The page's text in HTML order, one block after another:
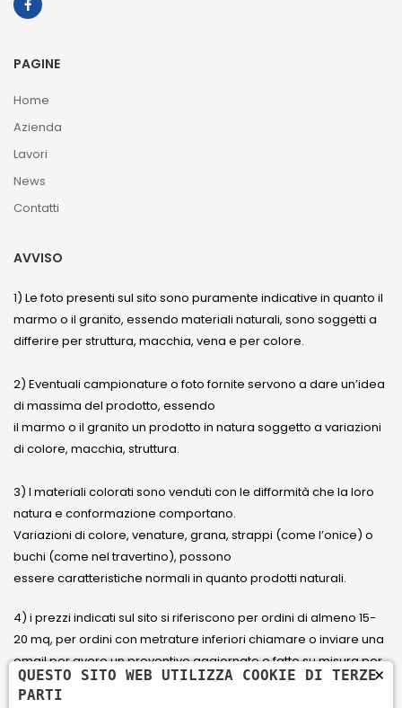
PAGINE
Home
Azienda
Lavori
News
Contatti
AVVISO
1) Le foto presenti sul sito sono puramente indicative in quanto il
marmo o il granito, essendo materiali naturali, sono soggetti a
differire per struttura, macchia, vena e per colore.
2) Eventuali campionature o foto fornite servono a dare un’idea
di massima del prodotto, essendo
il marmo o il granito un prodotto in natura soggetto a variazioni
di colore, macchia, struttura.
3) I materiali colorati sono venduti con le difformità che la loro
natura e conformazione comportano.
Variazioni di colore, venature, grana, strappi (come l’onice) o
buchi (come nel travertino), possono
essere caratteristiche normali in quanto prodotti naturali.
4) i prezzi indicati sul sito si riferiscono per ordini di almeno 15-
20 mq, per ordini con metrature inferiori chiamare o inviare una
email per avere un preventivo aggiornato e fatto su misura per
il cliente.
×
QUESTO SITO WEB UTILIZZA COOKIE DI TERZE
PARTI